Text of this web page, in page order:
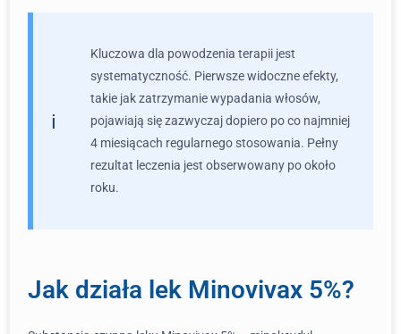
Kluczowa dla powodzenia terapii jest
systematyczność. Pierwsze widoczne efekty,
takie jak zatrzymanie wypadania włosów,
pojawiają się zazwyczaj dopiero po co najmniej
4 miesiącach regularnego stosowania. Pełny
rezultat leczenia jest obserwowany po około
roku.
Jak działa lek Minovivax 5%?